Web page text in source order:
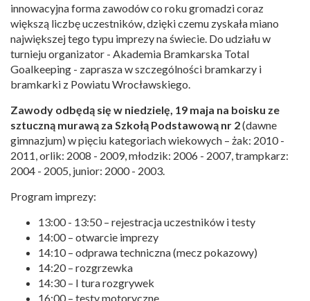
innowacyjna forma zawodów co roku gromadzi coraz
większą liczbę uczestników, dzięki czemu zyskała miano
największej tego typu imprezy na świecie. Do udziału w
turnieju organizator - Akademia Bramkarska Total
Goalkeeping - zaprasza w szczególności bramkarzy i
bramkarki z Powiatu Wrocławskiego.
Zawody odbędą się w niedzielę, 19 maja na boisku ze
sztuczną murawą za Szkołą Podstawową nr 2(dawne
gimnazjum) w pięciu kategoriach wiekowych – żak: 2010 -
2011, orlik: 2008 - 2009, młodzik: 2006 - 2007, trampkarz:
2004 - 2005, junior: 2000 - 2003.
Program imprezy:
13:00 - 13:50 – rejestracja uczestników i testy
14:00 – otwarcie imprezy
14:10 – odprawa techniczna (mecz pokazowy)
14:20 – rozgrzewka
14:30 – I tura rozgrywek
16:00 – testy motoryczne